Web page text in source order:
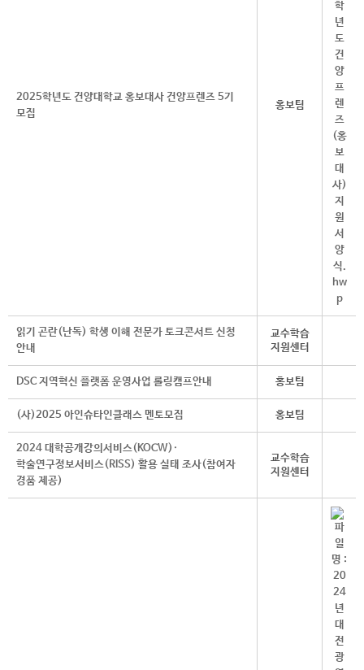
2025학년도 건양대학교 홍보대사 건양프렌즈 5기
모집
홍보팀
읽기 곤란(난독) 학생 이해 전문가 토크콘서트 신청
안내
교수학습
지원센터
DSC 지역혁신 플랫폼 운영사업 롤링캠프안내 홍보팀
(사)2025 아인슈타인클래스 멘토모집 홍보팀
2024 대학공개강의서비스(KOCW)·
학술연구정보서비스(RISS) 활용 실태 조사(참여자
경품 제공)
교수학습
지원센터